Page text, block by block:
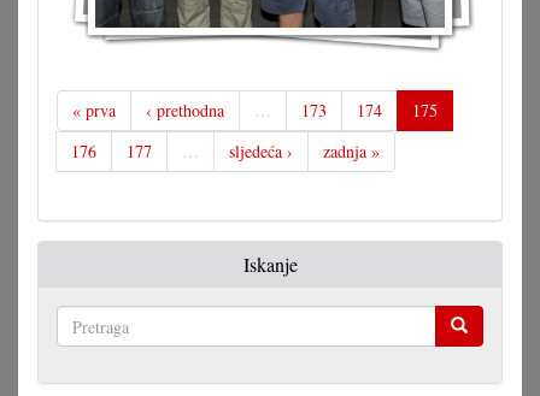
« prva ‹ prethodna … 173 174
175
176
177 … sljedeća › zadnja »
Iskanje